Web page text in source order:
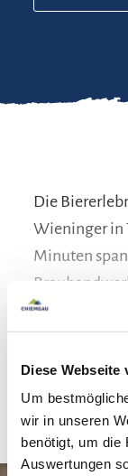
Diese Webseite
Um
wir in unseren
benötigt, um die
Auswertungen
Die
Wieninger in
Minuten
Brauprozess
der Brauerei.
Verkostung
nach Wahl.
mehr lesen